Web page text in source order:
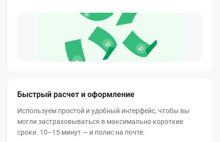
Быстрый расчет и оформление
Используем простой и удобный интерфейс, чтобы вы
могли застраховываться в максимально короткие
сроки. 10–15 минут — и полис на почте.